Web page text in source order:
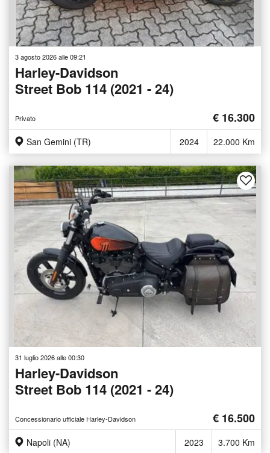
3 agosto 2026 alle 09:21
Harley-Davidson
Street Bob 114 (2021 - 24)
Privato € 16.300
San Gemini (TR) 2024 22.000 Km
31 luglio 2026 alle 00:30
Harley-Davidson
Street Bob 114 (2021 - 24)
Concessionario ufficiale Harley-Davidson € 16.500
Napoli (NA) 2023 3.700 Km